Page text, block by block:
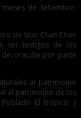
de setiembre,
de Sitio Chan Chan
ser testigos de los
por parte
al patrimonio
al patrimonio de los
El trópico y